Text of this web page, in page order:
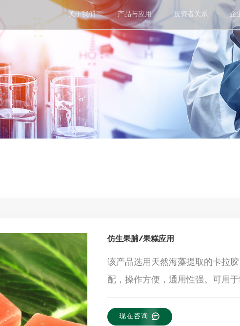
关于我们 产品与应用 投资者关系 企
仿生果脯/果糕应用
该产品选用天然海藻提取的卡拉
配，操作方便，通用性强。可用
现在咨询